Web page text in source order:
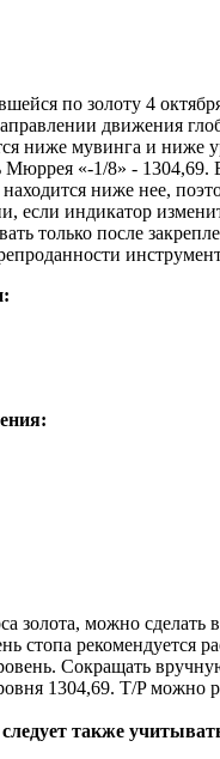
по золоту 4
движения
ниже мувинга и ниже
Мюррея «-1/8» -
находится ниже нее,
если индикатор
только после
золота, можно
стопа
Сокращать
1304,69. T/P можно
также